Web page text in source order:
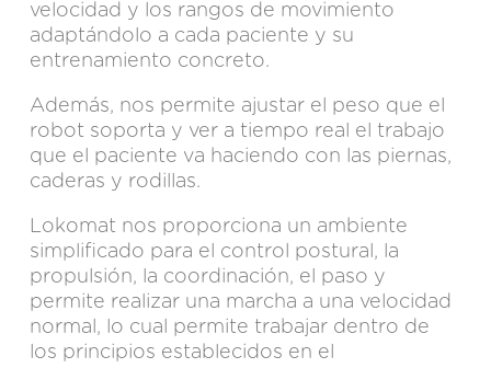
velocidad y los rangos de movimiento
adaptándolo a cada paciente y su
entrenamiento concreto.
Además, nos permite ajustar el peso que el
robot soporta y ver a tiempo real el trabajo
que el paciente va haciendo con las piernas,
caderas y rodillas.
Lokomat nos proporciona un ambiente
simplificado para el control postural, la
propulsión, la coordinación, el paso y
permite realizar una marcha a una velocidad
normal, lo cual permite trabajar dentro de
los principios establecidos en el